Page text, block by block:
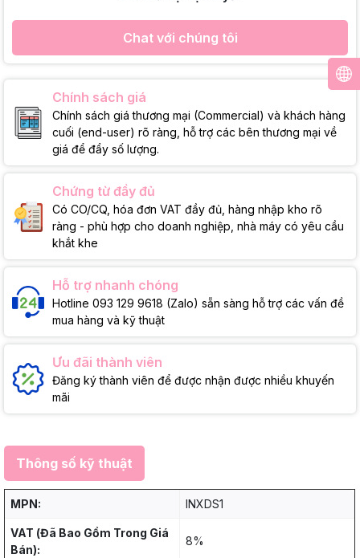
Chat với chúng tôi
Chính sách giá
Chính sách giá thương mại (Commercial) và khách hàng
cuối (end-user) rõ ràng, hỗ trợ các bên thương mại về
giá để đẩy số lượng.
Chứng từ đầy đủ
Có CO/CQ, hóa đơn VAT đầy đủ, hàng nhập kho rõ
ràng - phù hợp cho doanh nghiệp, nhà máy có yêu cầu
khắt khe
Hỗ trợ nhanh chóng
Hotline 093 129 9618 (Zalo) sẵn sàng hỗ trợ các vấn đề
mua hàng và kỹ thuật
Ưu đãi thành viên
Đăng ký thành viên để được nhận được nhiều khuyến
mãi
Thông số kỹ thuật
MPN: INXDS1
VAT (Đã Bao Gồm Trong Giá
Bán):
8%